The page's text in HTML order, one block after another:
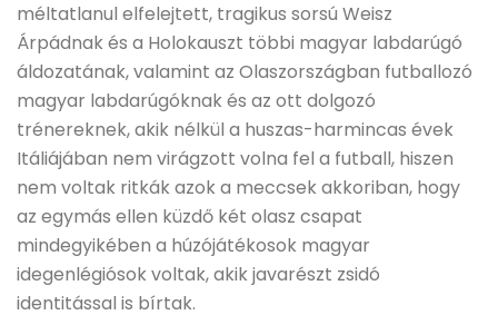
méltatlanul elfelejtett, tragikus sorsú Weisz
Árpádnak és a Holokauszt többi magyar labdarúgó
áldozatának, valamint az Olaszországban futballozó
magyar labdarúgóknak és az ott dolgozó
trénereknek, akik nélkül a huszas-harmincas évek
Itáliájában nem virágzott volna fel a futball, hiszen
nem voltak ritkák azok a meccsek akkoriban, hogy
az egymás ellen küzdő két olasz csapat
mindegyikében a húzójátékosok magyar
idegenlégiósok voltak, akik javarészt zsidó
identitással is bírtak.